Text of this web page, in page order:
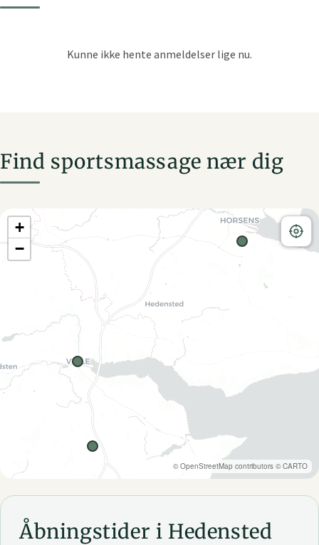
Find sportsmassage nær dig
+
−
© OpenStreetMap contributors © CARTO
Åbningstider i Hedensted